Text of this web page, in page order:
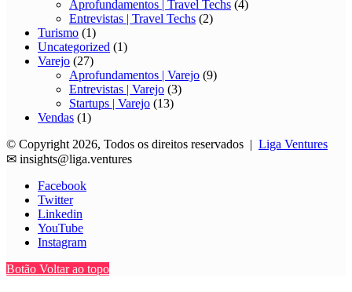
Aprofundamentos | Travel Techs (4)
Entrevistas | Travel Techs (2)
Turismo (1)
Uncategorized (1)
Varejo (27)
Aprofundamentos | Varejo (9)
Entrevistas | Varejo (3)
Startups | Varejo (13)
Vendas (1)
© Copyright 2026, Todos os direitos reservados | Liga Ventures
✉ insights@liga.ventures
Facebook
Twitter
Linkedin
YouTube
Instagram
Botão Voltar ao topo